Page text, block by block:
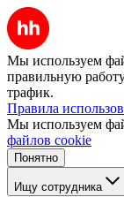
Мы используем
правильную
трафик.
Правила
Мы используем
файлов cookie
Понятно
Ищу сотрудника